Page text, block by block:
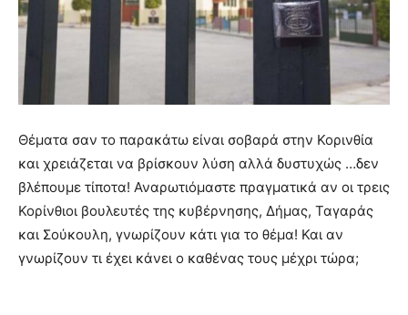
Θέματα σαν το παρακάτω είναι σοβαρά στην Κορινθία
και χρειάζεται να βρίσκουν λύση αλλά δυστυχώς …δεν
βλέπουμε τίποτα! Αναρωτιόμαστε πραγματικά αν οι τρεις
Κορίνθιοι βουλευτές της κυβέρνησης, Δήμας, Ταγαράς
και Σούκουλη, γνωρίζουν κάτι για το θέμα! Και αν
γνωρίζουν τι έχει κάνει ο καθένας τους μέχρι τώρα;